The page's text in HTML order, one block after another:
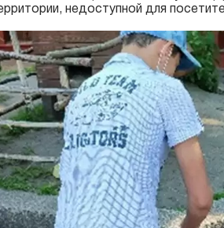
недоступной для